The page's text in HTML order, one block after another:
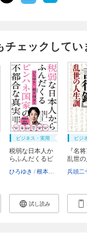
チェックしてい
ビジネス・実用
税弱な日本人か
らふんだくるピ
ひろゆき 根本和彦
試し読み
ビジ
『名
乱世
兵頭二